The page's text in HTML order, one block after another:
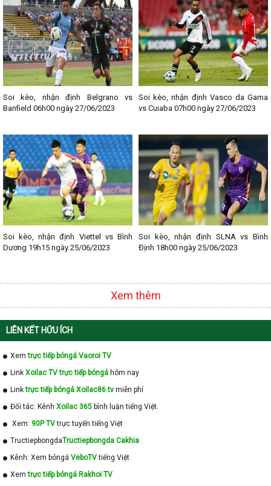
Soi kèo, nhận định Belgrano vs
Banfield 06h00 ngày 27/06/2023
Soi kèo, nhận định Vasco da Gama
vs Cuiaba 07h00 ngày 27/06/2023
Soi kèo, nhận định Viettel vs Bình
Dương 19h15 ngày 25/06/2023
Soi kèo, nhận định SLNA vs Bình
Định 18h00 ngày 25/06/2023
Xem thêm
LIÊN KẾT HỮU ÍCH
Xemtrực tiếp bóngá Vaoroi TV
Link Xoilac TV trực tiếp bóngá hôm nay
Linktrực tiếp bóngá Xoilac86.tv miễn phí
Đối tác: Kênh Xoilac 365 bình luận tiếng Việt.
Xem: 90P TVtrực tuyến tiếng Việt
TructiepbongdaTructiepbongda Cakhia
Kênh: Xem bóngá VeboTVtiếng Việt
Xemtrực tiếp bóngá Rakhoi TV